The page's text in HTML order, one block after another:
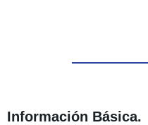
Información Básica.